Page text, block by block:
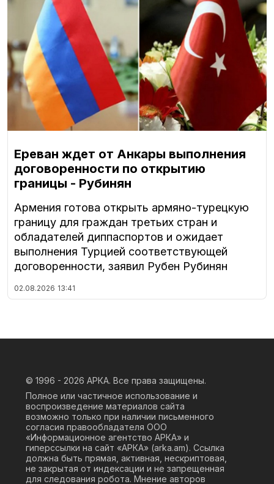
Ереван ждет от Анкары выполнения
договоренности по открытию
границы - Рубинян
Армения готова открыть армяно-турецкую
границу для граждан третьих стран и
обладателей диппаспортов и ожидает
выполнения Турцией соответствующей
договоренности, заявил Рубен Рубинян
02.08.2026 13:41
© 1996 - 2026 АРКА. Все права защищены.
Полное или частичное использование и
воспроизведение материалов сайта
возможно только при наличии письменного
согласия правообладателя ООО
«Информационное агентство АРКА» и
гиперссылки на сайт «АРКА» (arka.am). Ссылка
должна быть прямая, активная, нескриптовая,
не закрытая от индексации и не запрещенная
для следования робота. Мнение авторов